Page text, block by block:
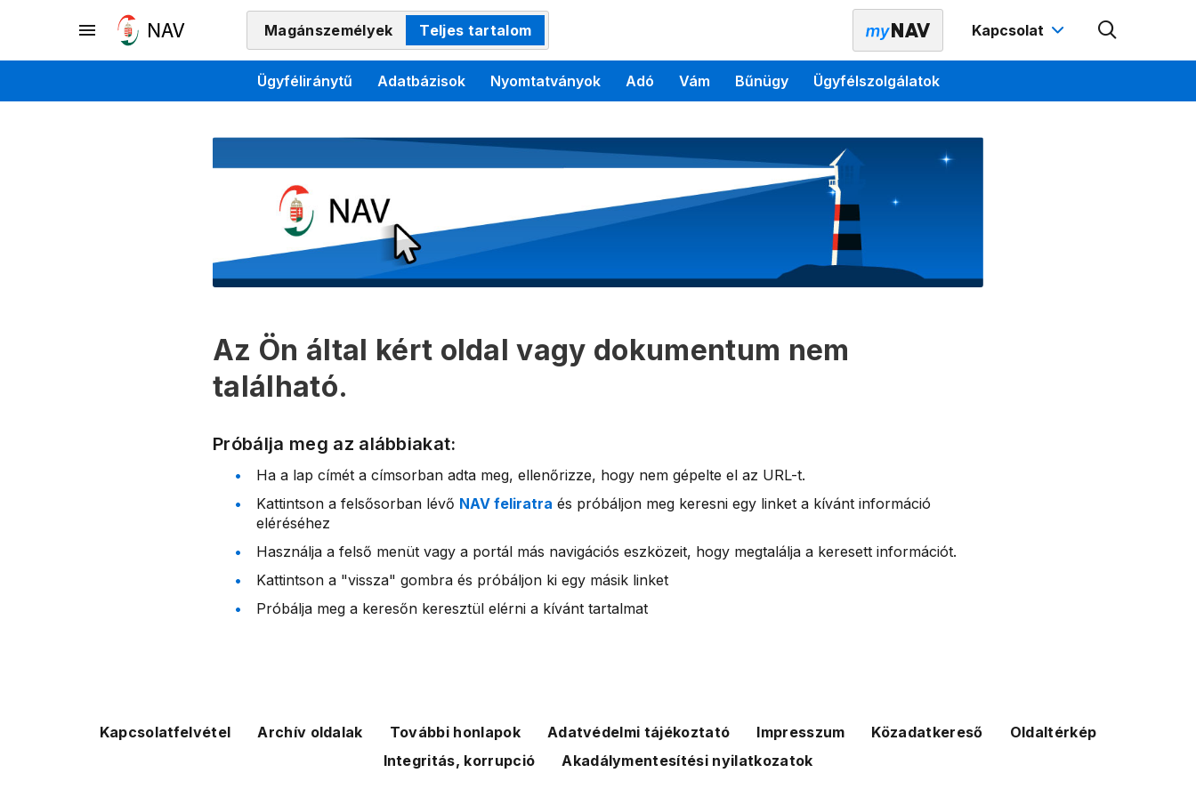
Magánszemélyek Teljes tartalom Kapcsolat
Ügyféliránytű Adatbázisok Nyomtatványok Adó Vám Bűnügy Ügyfélszolgálatok
Az Ön által kért oldal vagy dokumentum nem
található.
Próbálja meg az alábbiakat:
Ha a lap címét a címsorban adta meg, ellenőrizze, hogy nem gépelte el az URL-t.
Kattintson a felsősorban lévő NAV feliratra és próbáljon meg keresni egy linket a kívánt információ
eléréséhez
Használja a felső menüt vagy a portál más navigációs eszközeit, hogy megtalálja a keresett információt.
Kattintson a "vissza" gombra és próbáljon ki egy másik linket
Próbálja meg a keresőn keresztül elérni a kívánt tartalmat
Kapcsolatfelvétel Archív oldalak További honlapok Adatvédelmi tájékoztató Impresszum Közadatkereső
Oldaltérkép
Integritás, korrupció
Akadálymentesítési nyilatkozatok